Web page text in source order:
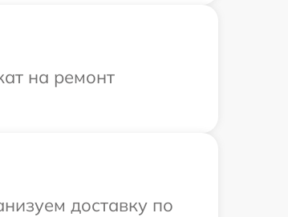
на ремонт
доставку по